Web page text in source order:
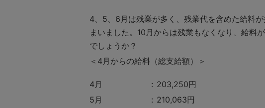
4、5、6月は残業が多く、残業代を含めた給料
まいました。10月からは残業もなくなり、給料
でしょうか？
＜4月からの給料（総支給額）＞
4月
203,250円
5月
210,063円